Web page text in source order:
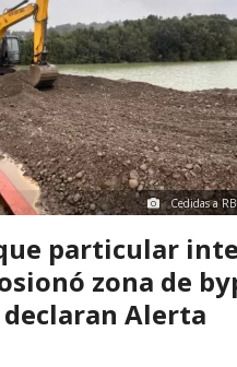
Cedidas a
particular
zona de
declaran Alerta